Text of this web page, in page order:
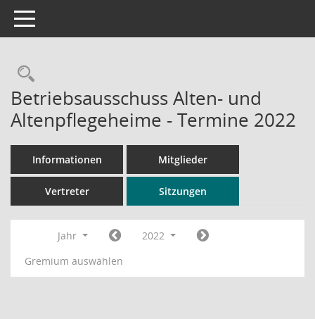
Toggle navigation
Rechercheauswahl
Betriebsausschuss Alten- und
Altenpflegeheime - Termine 2022
Informationen Mitglieder
Vertreter Sitzungen
Jahr
2022
Gremium auswählen